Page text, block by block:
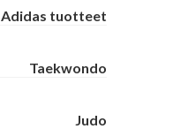
Adidas tuotteet
Taekwondo
Judo